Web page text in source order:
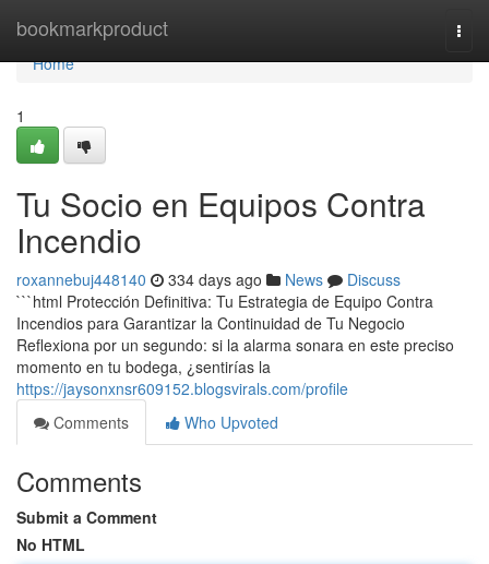
bookmarkproduct
Home
Home
1
Tu Socio en Equipos Contra
Incendio
roxannebuj448140 334 days ago News
Discuss
```html Protección Definitiva: Tu Estrategia de Equipo Contra
Incendios para Garantizar la Continuidad de Tu Negocio
Reflexiona por un segundo: si la alarma sonara en este preciso
momento en tu bodega, ¿sentirías la
https://jaysonxnsr609152.blogsvirals.com/profile
Comments
Who Upvoted
Comments
Submit a Comment
No HTML